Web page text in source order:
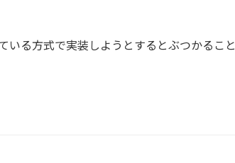
いる方式で実装しようとするとぶつかること